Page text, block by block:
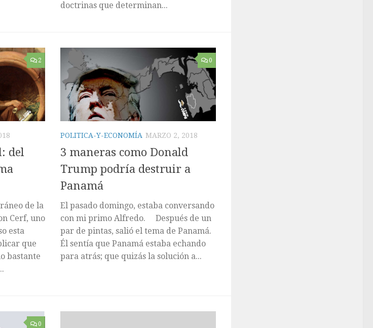
doctrinas que determinan...
2
del
de la
Cerf, uno
esta
que
bastante
0
POLITICA-Y-ECONOMÍA MARZO 2, 2018
3 maneras como Donald
Trump podría destruir a
Panamá
El pasado domingo, estaba conversando
con mi primo Alfredo. Después de un
par de pintas, salió el tema de Panamá.
Él sentía que Panamá estaba echando
para atrás; que quizás la solución a...
0